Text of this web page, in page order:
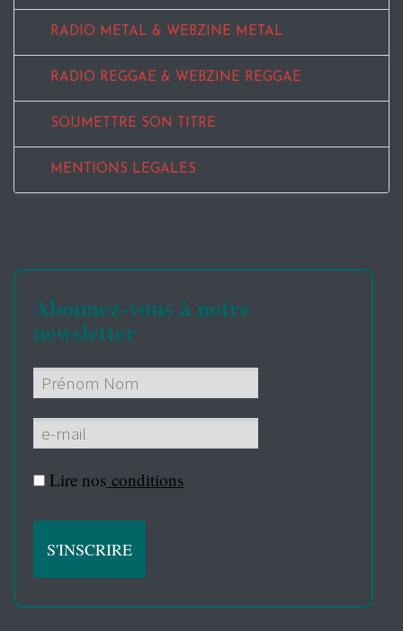
RADIO METAL & WEBZINE METAL
RADIO REGGAE & WEBZINE REGGAE
SOUMETTRE SON TITRE
MENTIONS LEGALES
Abonnez-vous à notre
newsletter
Lire nos conditions